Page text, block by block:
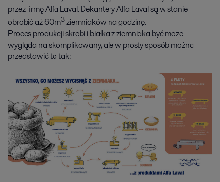
przez firmę Alfa Laval. Dekantery Alfa Laval są w stanie
obrobić aż 60m3ziemniaków na godzinę.
Proces produkcji skrobi i białka z ziemniaka być może
wygląda na skomplikowany, ale w prosty sposób można
przedstawić to tak: